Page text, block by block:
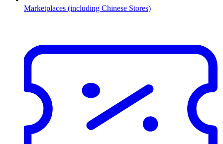
Marketplaces (including Chinese Stores)